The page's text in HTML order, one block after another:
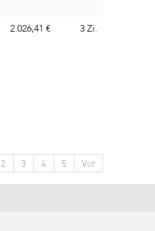
2.026,41 € 3 Zi.
2 3 4 5 Vor